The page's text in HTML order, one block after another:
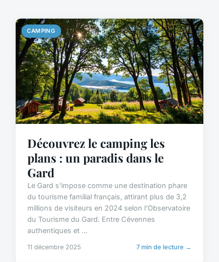
CAMPING
Découvrez le camping les
plans : un paradis dans le
Gard
Le Gard s'impose comme une destination phare
du tourisme familial français, attirant plus de 3,2
millions de visiteurs en 2024 selon l'Observatoire
du Tourisme du Gard. Entre Cévennes
authentiques et ...
11 décembre 2025 7 min de lecture →